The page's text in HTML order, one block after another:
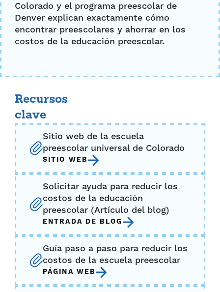
Colorado y el programa preescolar de
Denver explican exactamente cómo
encontrar preescolares y ahorrar en los
costos de la educación preescolar.
Recursos
clave
Sitio web de la escuela
preescolar universal de Colorado
SITIO WEB
Solicitar ayuda para reducir los
costos de la educación
preescolar (Artículo del blog)
ENTRADA DE BLOG
Guía paso a paso para reducir los
costos de la escuela preescolar
PÁGINA WEB